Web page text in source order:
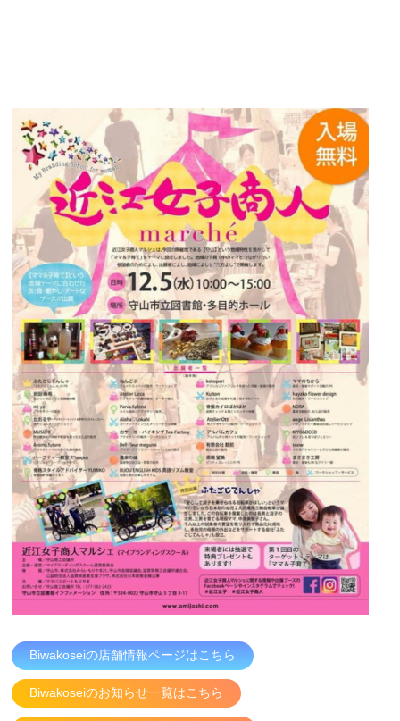
Biwakoseiの店舗情報ページはこちら
Biwakoseiのお知らせ一覧はこちら